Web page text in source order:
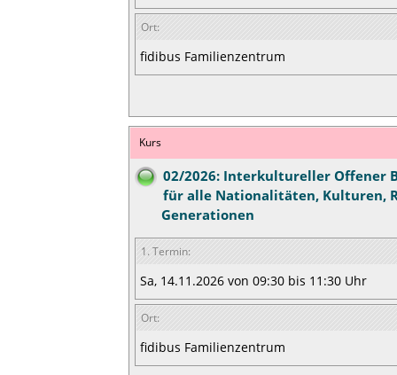
Ort:
fidibus Familienzentrum
Kurs
02/2026: Interkultureller Offener
für alle Nationalitäten, Kulturen,
Generationen
1. Termin:
Sa, 14.11.2026 von 09:30 bis 11:30 Uhr
Ort:
fidibus Familienzentrum